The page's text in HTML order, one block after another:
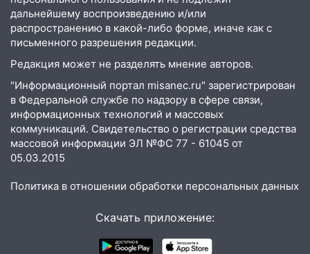
2027 года импорт, выпуск и обращение
бензина Евро 2, Евро 3, Евро 4
11:12 Соцсети: на Рябикова автомобиль
врезался в забор
10:27 Где есть бензин в Ульяновске
днем 6 августа: список АЗС
10:16 Внимание! В Ульяновской области
объявлена ракетная опасность
51-летний мужчина
В Ульяновске черный коршун
застрял в тепловозе
дальнейшему воспроизведению и/или
распространению в какой-либо форме, иначе как с
письменного разрешения редакции.
Редакция может не разделять мнение авторов.
"Информационный портал misanec.ru" зарегистрирован
в Федеральной службе по надзору в сфере связи,
информационных технологий и массовых
коммуникаций. Свидетельство о регистрации средства
массовой информации ЭЛ №ФС 77 - 61045 от
05.03.2015
Политика в отношении обработки персональных данных
Скачать приложение: